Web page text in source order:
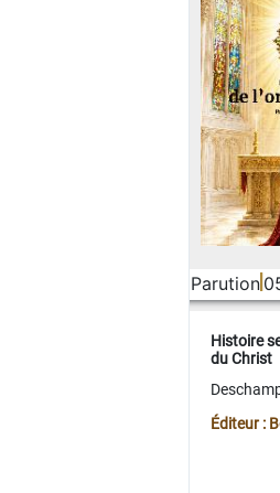
Parution
Histoire
du Christ
Éditeur :